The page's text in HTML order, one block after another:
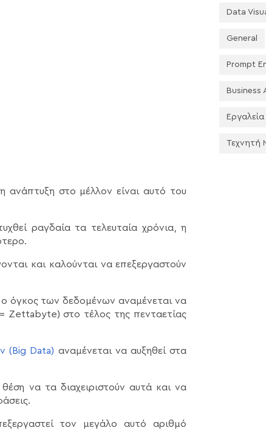
ανάπτυξη στο μέλλον είναι αυτό του
ραγδαία τα τελευταία χρόνια, η
και καλούνται να επεξεργαστούν
όγκος των δεδομένων αναμένεται να
Zettabyte) στο τέλος της πενταετίας
(Big Data) αναμένεται να αυξηθεί στα
να τα διαχειριστούν αυτά και να
τον μεγάλο αυτό αριθμό
Data
General
Prompt
Business
Εργαλεία
Τεχνητή